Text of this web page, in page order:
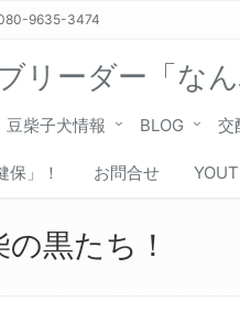
9635-3474
リーダー「なん
豆柴子犬情報 BLOG 交
保」！ お問合せ
黒たち！